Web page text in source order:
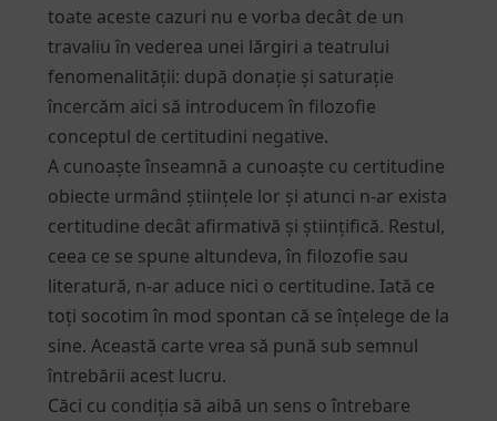
toate aceste cazuri nu e vorba decât de un
travaliu în vederea unei lărgiri a teatrului
fenomenalității: după donație și saturație
încercăm aici să introducem în filozofie
conceptul de certitudini negative.
A cunoaște înseamnă a cunoaște cu certitudine
obiecte urmând științele lor și atunci n-ar exista
certitudine decât afirmativă și științifică. Restul,
ceea ce se spune altundeva, în filozofie sau
literatură, n-ar aduce nici o certitudine. Iată ce
toți socotim în mod spontan că se înțelege de la
sine. Această carte vrea să pună sub semnul
întrebării acest lucru.
Căci cu condiția să aibă un sens o întrebare